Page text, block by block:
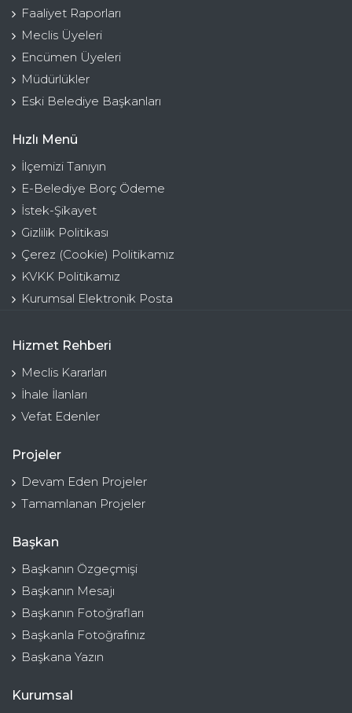
Faaliyet Raporları
Meclis Üyeleri
Encümen Üyeleri
Müdürlükler
Eski Belediye Başkanları
Hızlı Menü
İlçemizi Tanıyın
E-Belediye Borç Ödeme
İstek-Şikayet
Gizlilik Politikası
Çerez (Cookie) Politikamız
KVKK Politikamız
Kurumsal Elektronik Posta
Hizmet Rehberi
Meclis Kararları
İhale İlanları
Vefat Edenler
Projeler
Devam Eden Projeler
Tamamlanan Projeler
Başkan
Başkanın Özgeçmişi
Başkanın Mesajı
Başkanın Fotoğrafları
Başkanla Fotoğrafınız
Başkana Yazın
Kurumsal